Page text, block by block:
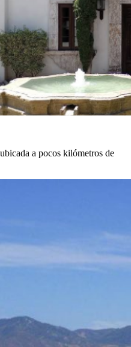
a pocos kilómetros de